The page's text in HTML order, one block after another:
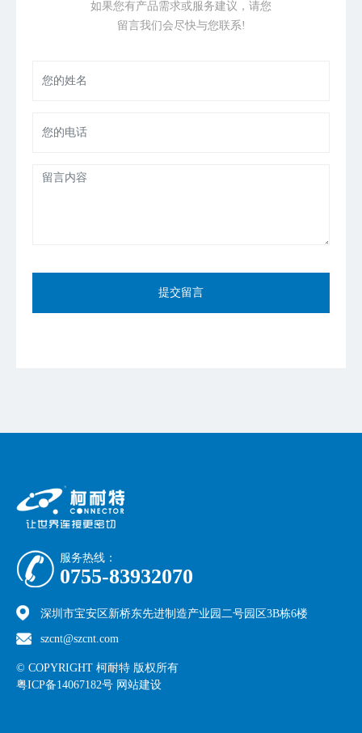
如果您有产品需求或服务建议，请您
留言我们会尽快与您联系!
提交留言
服务热线：
0755-83932070
深圳市宝安区新桥东先进制造产业园二号园区3B栋6楼
szcnt@szcnt.com
© COPYRIGHT 柯耐特 版权所有
粤ICP备14067182号 网站建设